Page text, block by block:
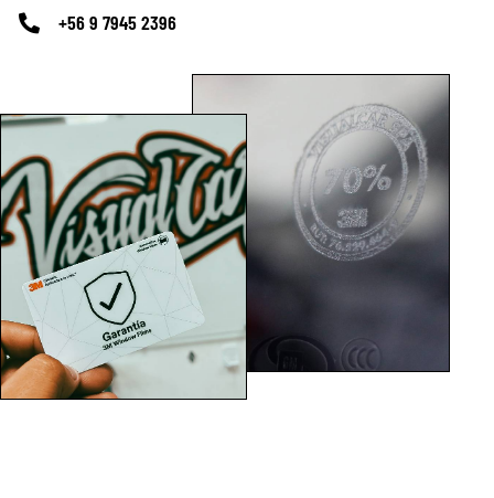
+56 9 7945 2396